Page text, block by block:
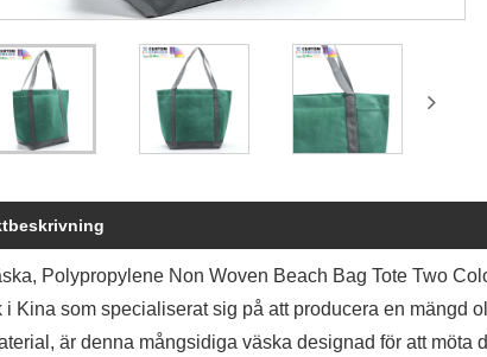
Polypropylene Non Woven Beach Bag Tote Two
i Kina som specialiserat sig på att producera en mängd
är denna mångsidiga väska designad för att möta